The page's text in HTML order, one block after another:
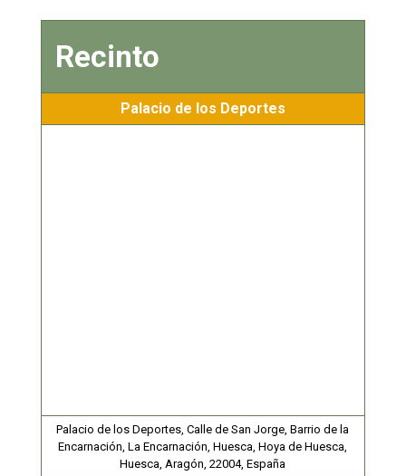
Recinto
Palacio de los Deportes
Palacio de los Deportes, Calle de San Jorge, Barrio de la
Encarnación, La Encarnación, Huesca, Hoya de Huesca,
Huesca, Aragón, 22004, España